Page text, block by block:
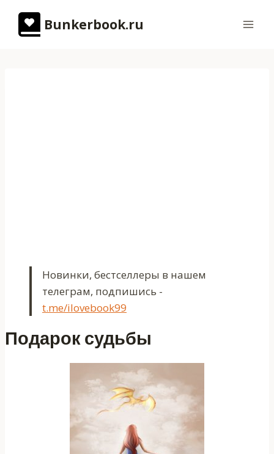
содержимому
Bunkerbook.ru
Новинки, бестселлеры в нашем
телеграм, подпишись -
t.me/ilovebook99
Подарок судьбы